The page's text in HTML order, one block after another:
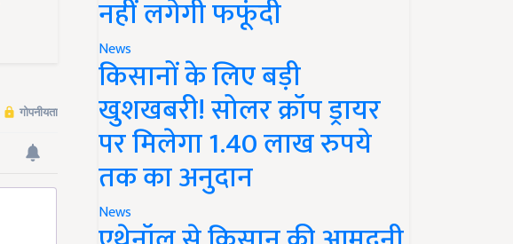
नहीं लगेगी फफूंदी
News
किसानों के लिए बड़ी
खुशखबरी! सोलर क्रॉप ड्रायर
पर मिलेगा 1.40 लाख रुपये
तक का अनुदान
News